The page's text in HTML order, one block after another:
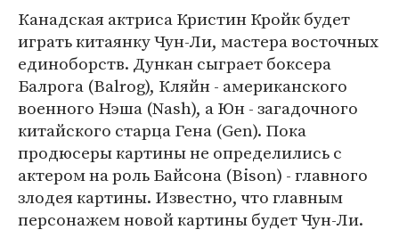
Канадская актриса Кристин Кройк будет
играть китаянку Чун-Ли, мастера восточных
единоборств. Дункан сыграет боксера
Балрога (Balrog), Кляйн - американского
военного Нэша (Nash), а Юн - загадочного
китайского старца Гена (Gen). Пока
продюсеры картины не определились с
актером на роль Байсона (Bison) - главного
злодея картины. Известно, что главным
персонажем новой картины будет Чун-Ли.